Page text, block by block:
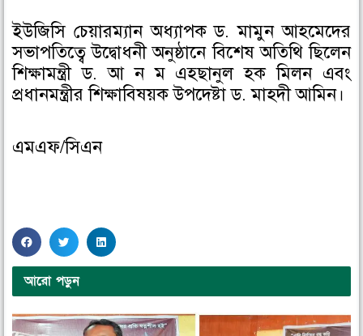
ইউজিসি চেয়ারম্যান অধ্যাপক ড. মামুন আহমেদের
সভাপতিত্বে উদ্বোধনী অনুষ্ঠানে বিশেষ অতিথি ছিলেন
শিক্ষামন্ত্রী ড. আ ন ম এহছানুল হক মিলন এবং
প্রধানমন্ত্রীর শিক্ষাবিষয়ক উপদেষ্টা ড. মাহদী আমিন।
এমএফ/সিএন
S
h
a
r
e
o
S
h
a
r
e
o
S
h
r
e
o
আরো পড়ুন